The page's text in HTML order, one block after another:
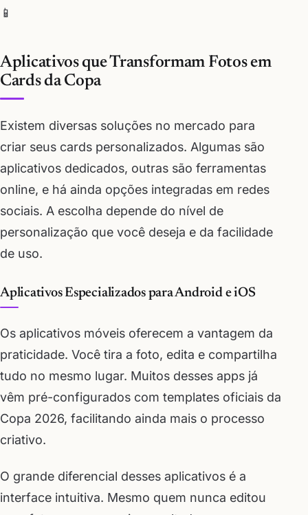
📱
Aplicativos que Transformam Fotos em
Cards da Copa
Existem diversas soluções no mercado para
criar seus cards personalizados. Algumas são
aplicativos dedicados, outras são ferramentas
online, e há ainda opções integradas em redes
sociais. A escolha depende do nível de
personalização que você deseja e da facilidade
de uso.
Aplicativos Especializados para Android e iOS
Os aplicativos móveis oferecem a vantagem da
praticidade. Você tira a foto, edita e compartilha
tudo no mesmo lugar. Muitos desses apps já
vêm pré-configurados com templates oficiais da
Copa 2026, facilitando ainda mais o processo
criativo.
O grande diferencial desses aplicativos é a
interface intuitiva. Mesmo quem nunca editou